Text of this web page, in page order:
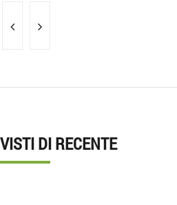
DI RECENTE